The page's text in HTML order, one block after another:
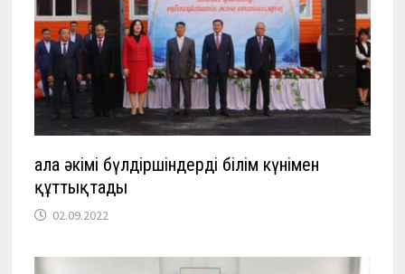
Қала әкімі бүлдіршіндерді білім күнімен
құттықтады
02.09.2022